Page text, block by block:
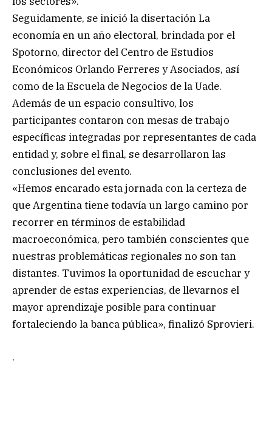
Seguidamente, se inició la disertación La
economía en un año electoral, brindada por el
Spotorno, director del Centro de Estudios
Económicos Orlando Ferreres y Asociados, así
como de la Escuela de Negocios de la Uade.
Además de un espacio consultivo, los
participantes contaron con mesas de trabajo
específicas integradas por representantes de cada
entidad y, sobre el final, se desarrollaron las
conclusiones del evento.
«Hemos encarado esta jornada con la certeza de
que Argentina tiene todavía un largo camino por
recorrer en términos de estabilidad
macroeconómica, pero también conscientes que
nuestras problemáticas regionales no son tan
distantes. Tuvimos la oportunidad de escuchar y
aprender de estas experiencias, de llevarnos el
mayor aprendizaje posible para continuar
fortaleciendo la banca pública», finalizó Sprovieri.
.